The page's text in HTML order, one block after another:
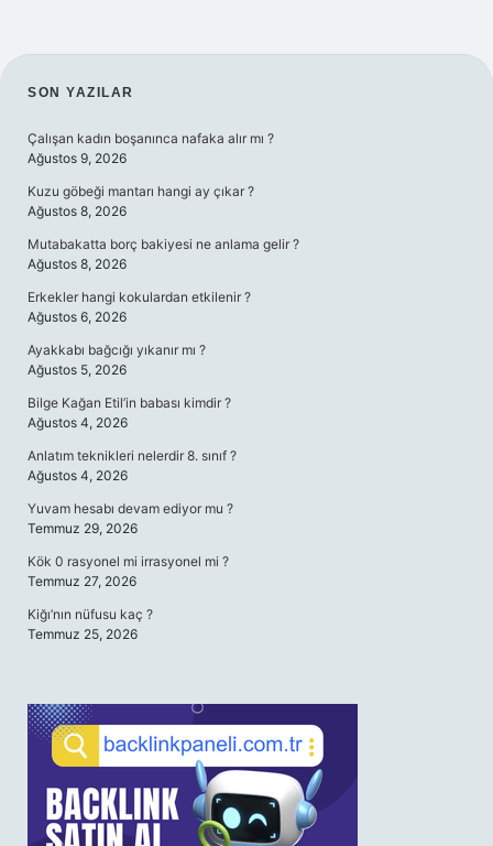
SIDEBAR
SON YAZILAR
Çalışan kadın boşanınca nafaka alır mı ?
Ağustos 9, 2026
Kuzu göbeği mantarı hangi ay çıkar ?
Ağustos 8, 2026
Mutabakatta borç bakiyesi ne anlama gelir ?
Ağustos 8, 2026
Erkekler hangi kokulardan etkilenir ?
Ağustos 6, 2026
Ayakkabı bağcığı yıkanır mı ?
Ağustos 5, 2026
Bilge Kağan Etil’in babası kimdir ?
Ağustos 4, 2026
Anlatım teknikleri nelerdir 8. sınıf ?
Ağustos 4, 2026
Yuvam hesabı devam ediyor mu ?
Temmuz 29, 2026
Kök 0 rasyonel mi irrasyonel mi ?
Temmuz 27, 2026
Kiğı’nın nüfusu kaç ?
Temmuz 25, 2026